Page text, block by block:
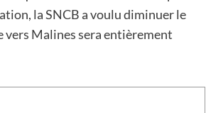
la SNCB a voulu diminuer le
vers Malines sera entièrement